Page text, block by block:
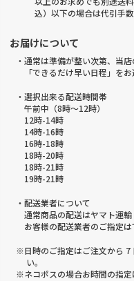
込）以下の場合は代引手
お届けについて
・通常は準備が整い次第、当
「できるだけ早い日程」を
・選択出来る配送時間帯
午前中（8時～12時）
12時-14時
14時-16時
16時-18時
18時-20時
18時-21時
19時-21時
・配送業者について
通常商品の配送はヤマト運輸
お客様の配送業者のご指定
※日時のご指定はご注文から 7
い。
※ネコポスの場合お時間の指定